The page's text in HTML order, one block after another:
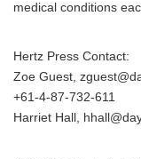
medical conditions
Hertz Press Contact:
Zoe Guest,
+61-4-87-732-611
Harriet Hall,